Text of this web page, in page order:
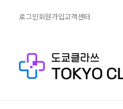
로그인회원가입고객센터